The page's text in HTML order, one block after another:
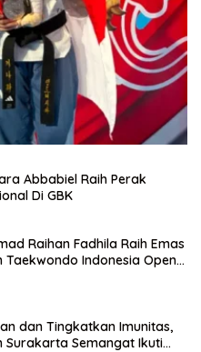
Abbabiel Raih Perak
Di GBK
Raihan Fadhila Raih Emas
Taekwondo Indonesia Open
dan Tingkatkan Imunitas,
Surakarta Semangat Ikuti